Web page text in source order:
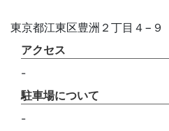
東京都江東区豊洲２丁目４−９
アクセス
-
駐車場について
-